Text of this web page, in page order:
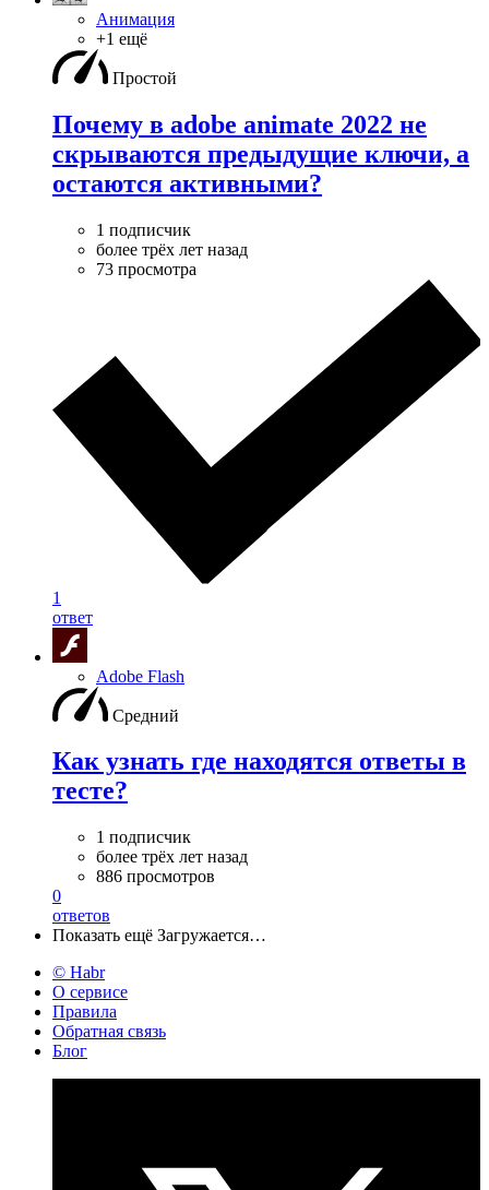
Анимация
+1 ещё
Простой
Почему в adobe animate 2022 не
скрываются предыдущие ключи, а
остаются активными?
1 подписчик
более трёх лет назад
73 просмотра
1
ответ
Adobe Flash
Средний
Как узнать где находятся ответы в
тесте?
1 подписчик
более трёх лет назад
886 просмотров
0
ответов
Показать ещё Загружается…
© Habr
О сервисе
Правила
Обратная связь
Блог